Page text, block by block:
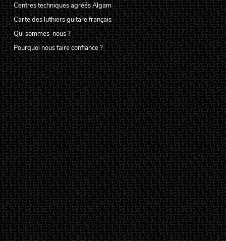
Centres techniques agréés Algam
Carte des luthiers guitare français
Qui sommes-nous ?
Pourquoi nous faire confiance ?